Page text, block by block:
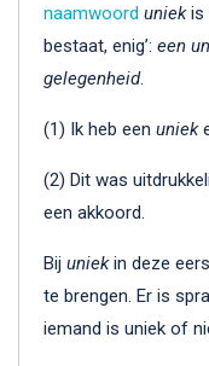
naamwoord uniekis
bestaat, enig’: een
gelegenheid.
(1) Ik heb een uniek
(2) Dit was
een akkoord.
Bij uniekin deze
te brengen. Er is
iemand is uniek of